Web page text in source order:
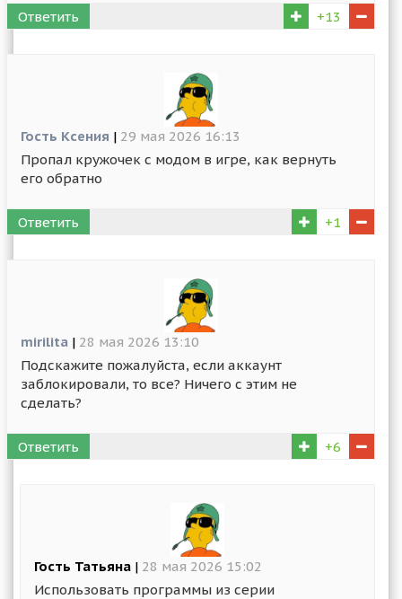
Ответить +13
Гость Ксения | 29 мая 2026 16:13
Пропал кружочек с модом в игре, как вернуть
его обратно
Ответить +1
mirilita | 28 мая 2026 13:10
Подскажите пожалуйста, если аккаунт
заблокировали, то все? Ничего с этим не
сделать?
Ответить +6
Гость Татьяна | 28 мая 2026 15:02
Использовать программы из серии